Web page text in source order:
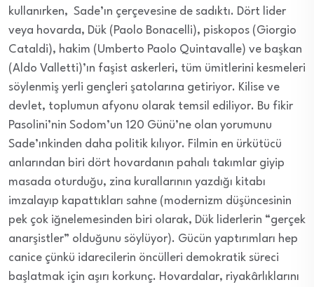
kullanırken, Sade’ın çerçevesine de sadıktı. Dört lider
veya hovarda, Dük (Paolo Bonacelli), piskopos (Giorgio
Cataldi), hakim (Umberto Paolo Quintavalle) ve başkan
(Aldo Valletti)’ın faşist askerleri, tüm ümitlerini kesmeleri
söylenmiş yerli gençleri şatolarına getiriyor. Kilise ve
devlet, toplumun afyonu olarak temsil ediliyor. Bu fikir
Pasolini’nin Sodom’un 120 Günü’ne olan yorumunu
Sade’ınkinden daha politik kılıyor. Filmin en ürkütücü
anlarından biri dört hovardanın pahalı takımlar giyip
masada oturduğu, zina kurallarının yazdığı kitabı
imzalayıp kapattıkları sahne (modernizm düşüncesinin
pek çok iğnelemesinden biri olarak, Dük liderlerin “gerçek
anarşistler” olduğunu söylüyor). Gücün yaptırımları hep
canice çünkü idarecilerin öncülleri demokratik süreci
başlatmak için aşırı korkunç. Hovardalar, riyakârlıklarını